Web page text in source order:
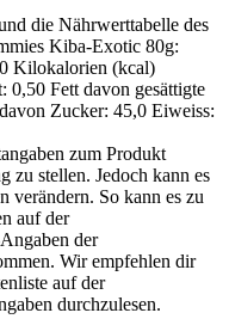
die Nährwerttabelle des
Kiba-Exotic 80g:
Kilokalorien (kcal)
Fett davon gesättigte
Zucker: 45,0 Eiweiss:
zum Produkt
zu stellen. Jedoch kann es
verändern. So kann es zu
auf der
der
Wir empfehlen dir
auf der
durchzulesen.